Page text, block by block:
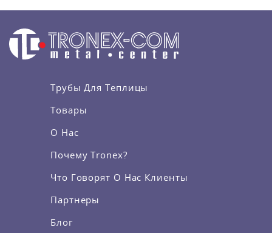
Трубы Для Теплицы
Товары
О Нас
Почему Tronex?
Что Говорят О Нас Клиенты
Партнеры
Блог